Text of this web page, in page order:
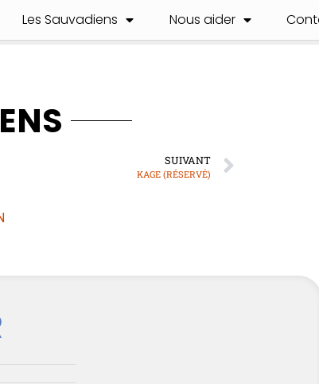
Les Sauvadiens Nous aider
SUIVANT
KAGE (RÉSERVÉ)